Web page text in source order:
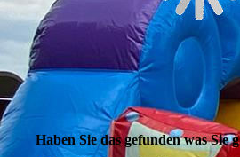
Haben Sie das gefunden was Sie